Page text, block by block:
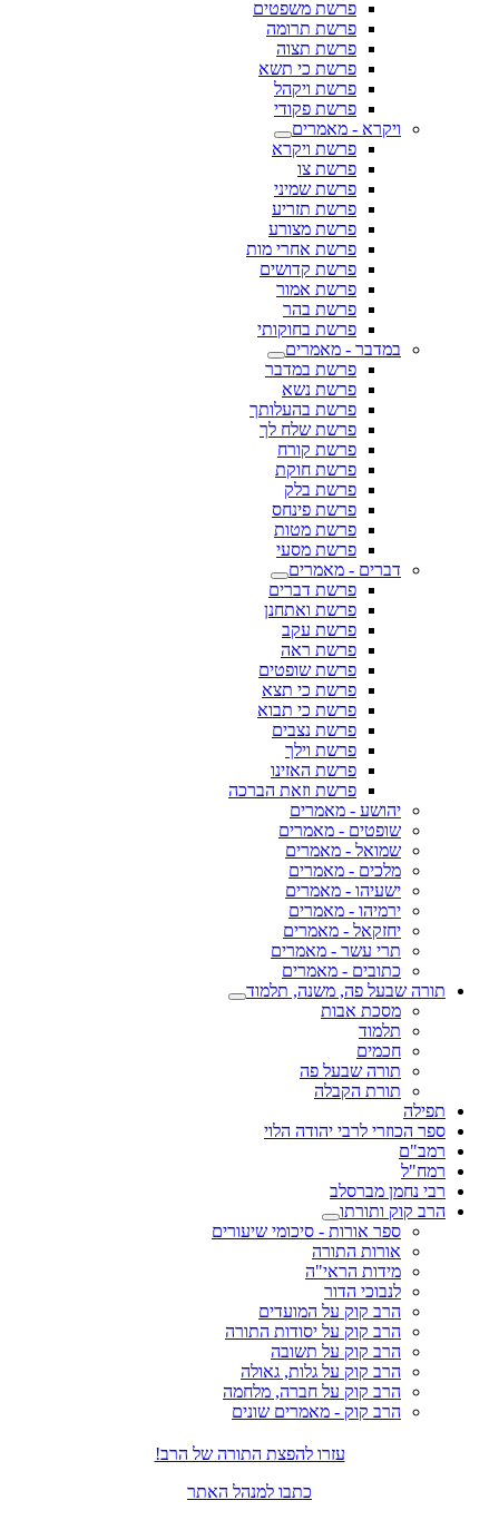
פרשת משפטים
פרשת תרומה
פרשת תצוה
פרשת כי תשא
פרשת ויקהל
פרשת פקודי
ויקרא - מאמרים
פרשת ויקרא
פרשת צו
פרשת שמיני
פרשת תזריע
פרשת מצורע
פרשת אחרי מות
פרשת קדושים
פרשת אמור
פרשת בהר
פרשת בחוקותי
במדבר - מאמרים
פרשת במדבר
פרשת נשא
פרשת בהעלותך
פרשת שלח לך
פרשת קורח
פרשת חוקת
פרשת בלק
פרשת פינחס
פרשת מטות
פרשת מסעי
דברים - מאמרים
פרשת דברים
פרשת ואתחנן
פרשת עקב
פרשת ראה
פרשת שופטים
פרשת כי תצא
פרשת כי תבוא
פרשת נצבים
פרשת וילך
פרשת האזינו
פרשת וזאת הברכה
יהושע - מאמרים
שופטים - מאמרים
שמואל - מאמרים
מלכים - מאמרים
ישעיהו - מאמרים
ירמיהו - מאמרים
יחזקאל - מאמרים
תרי עשר - מאמרים
כתובים - מאמרים
תורה שבעל פה, משנה, תלמוד
מסכת אבות
תלמוד
חכמים
תורה שבעל פה
תורת הקבלה
תפילה
ספר הכוזרי לרבי יהודה הלוי
רמב"ם
רמח"ל
רבי נחמן מברסלב
הרב קוק ותורתו
ספר אורות - סיכומי שיעורים
אורות התורה
מידות הראי"ה
לנבוכי הדור
הרב קוק על המועדים
הרב קוק על יסודות התורה
הרב קוק על תשובה
הרב קוק על גלות, גאולה
הרב קוק על חברה, מלחמה
הרב קוק - מאמרים שונים
עזרו להפצת התורה של הרב!
כתבו למנהל האתר